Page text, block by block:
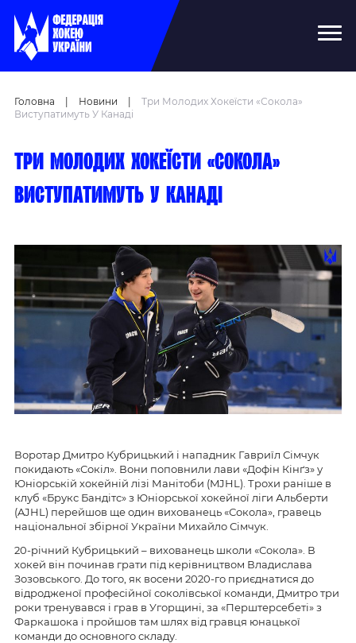
Головна Новини
Три Молодих Хокеїсти «Сокола»
Виступатимуть У Канаді
Три молодих хокеїсти «Сокола»
виступатимуть у Канаді
Воротар Дмитро Кубрицький і нападник Гавриїл Сімчук
покидають «Сокіл». Вони поповнили лави «Дофін Кінґз» у
Юніорській хокейній лізі Манітоби (MJHL). Трохи раніше в
клуб «Брукс Бандітс» з Юніорської хокейної ліги Альберти
(AJHL) перейшов ще один вихованець «Сокола», гравець
національної збірної України Михайло Сімчук.
20-річний Кубрицький – вихованець школи «Сокола». В
хокей він починав грати під керівництвом Владислава
Зозовського. До того, як восени 2020-го приєднатися до
відродженої професійної соколівської команди, Дмитро три
роки тренувався і грав в Угорщині, за «Перштерсебеті» з
Фаркашока і пройшов там шлях від гравця юнацької
команди до основного складу.